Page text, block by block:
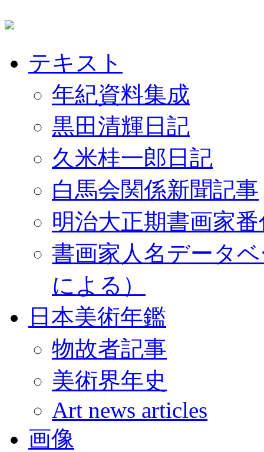
テキスト
年紀資料集成
黒田清輝日記
久米桂一郎日記
白馬会関係新聞記事
明治大正期書画家
書画家人名データ
による）
日本美術年鑑
物故者記事
美術界年史
Art news articles
画像